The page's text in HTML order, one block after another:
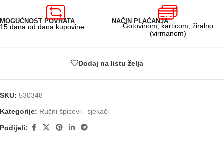
MOGUĆNOST POVRATA
15 dana od dana kupovine
NAČIN PLAĆANJA
Gotovinom, karticom, žiralno
(virmanom)
Dodaj na listu želja
SKU: 530348
Kategorije: Ručni špicevi - sjekači
Podijeli: